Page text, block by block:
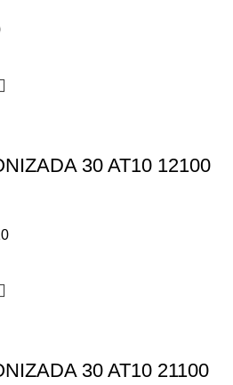
30 AT10 12100
30 AT10 21100